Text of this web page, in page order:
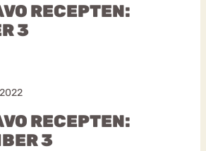
RECEPTEN:
3
RECEPTEN:
3